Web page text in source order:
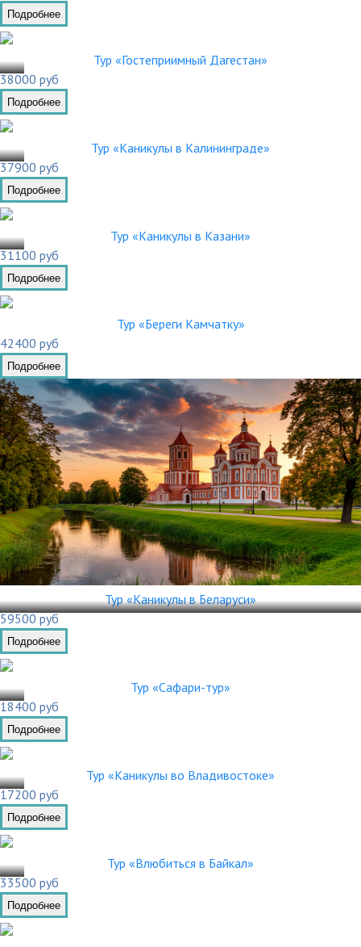
Подробнее
Тур «Гостеприимный Дагестан»
38000 руб
Подробнее
Тур «Каникулы в Калининграде»
37900 руб
Подробнее
Тур «Каникулы в Казани»
31100 руб
Подробнее
Тур «Береги Камчатку»
42400 руб
Подробнее
Тур «Каникулы в Беларуси»
59500 руб
Подробнее
Тур «Сафари-тур»
18400 руб
Подробнее
Тур «Каникулы во Владивостоке»
17200 руб
Подробнее
Тур «Влюбиться в Байкал»
33500 руб
Подробнее